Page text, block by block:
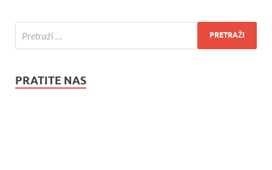
PRATITE NAS